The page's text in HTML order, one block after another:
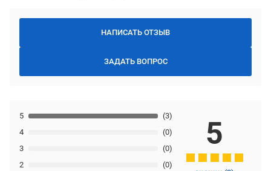
НАПИСАТЬ ОТЗЫВ
ЗАДАТЬ ВОПРОС
2 (0)
3 (0)
4 (0)
5 (3)
5